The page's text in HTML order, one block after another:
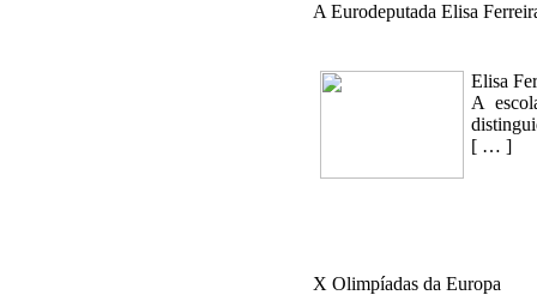
A Eurodeputada Elisa
Elisa
A
[ … ]
X Olimpíadas da Europa